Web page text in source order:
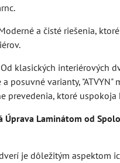
a čisté riešenia,
klasických interiérových
posuvné varianty, "ATVYN"
prevedenia, ktoré uspokoja
Úprava Laminátom od
je dôležitým aspektom